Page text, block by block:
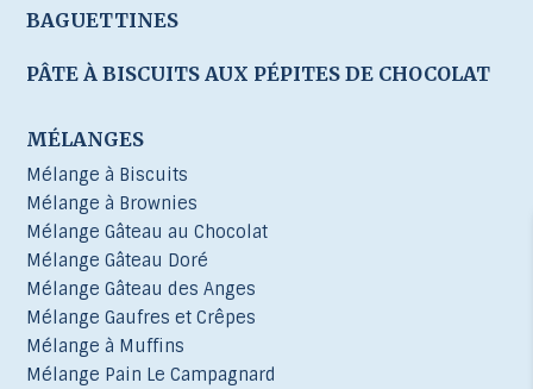
BAGUETTINES
PÂTE À BISCUITS AUX PÉPITES DE CHOCOLAT
MÉLANGES
Mélange à Biscuits
Mélange à Brownies
Mélange Gâteau au Chocolat
Mélange Gâteau Doré
Mélange Gâteau des Anges
Mélange Gaufres et Crêpes
Mélange à Muffins
Mélange Pain Le Campagnard